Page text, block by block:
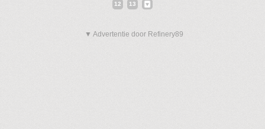
12 13
▼ Advertentie door Refinery89